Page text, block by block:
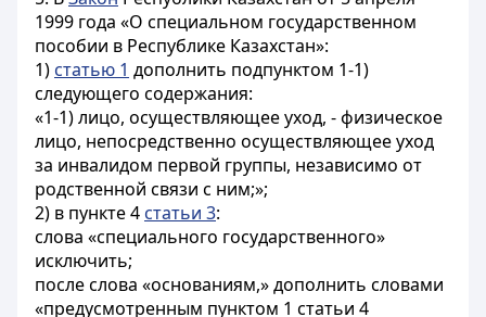
1999 года «О специальном государственном
пособии в Республике Казахстан»:
1) статью 1 дополнить подпунктом 1-1)
следующего содержания:
«1-1) лицо, осуществляющее уход, - физическое
лицо, непосредственно осуществляющее уход
за инвалидом первой группы, независимо от
родственной связи с ним;»;
2) в пункте 4 статьи 3:
слова «специального государственного»
исключить;
после слова «основаниям,» дополнить словами
«предусмотренным пунктом 1 статьи 4